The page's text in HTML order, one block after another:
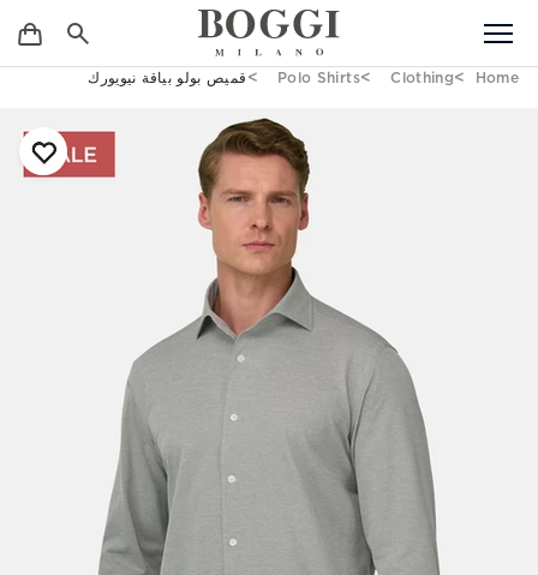
Home
Clothing
Polo Shirts قميص بولو بياقة نيويورك